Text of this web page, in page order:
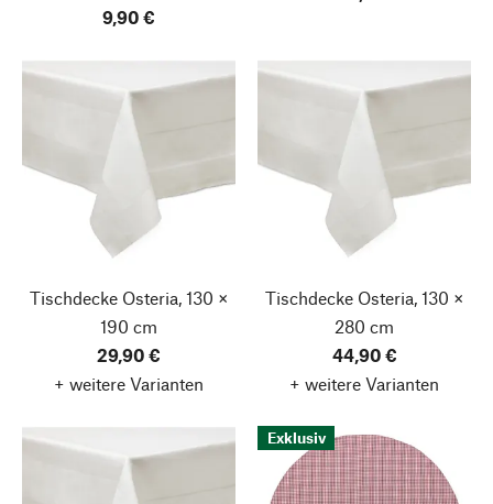
9,90 €
Tischdecke Osteria, 130 ×
190 cm
29,90 €
+ weitere Varianten
Tischdecke Osteria, 130 ×
280 cm
44,90 €
+ weitere Varianten
Exklusiv